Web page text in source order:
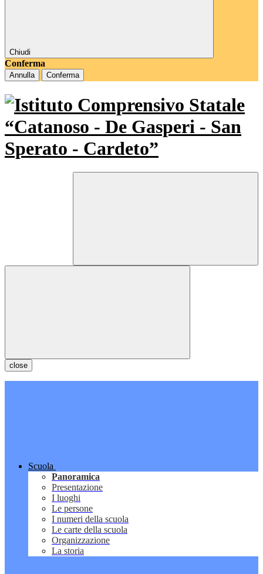
Chiudi
Conferma
Annulla Conferma
close
Scuola
Panoramica
Presentazione
I luoghi
Le persone
I numeri della scuola
Le carte della scuola
Organizzazione
La storia